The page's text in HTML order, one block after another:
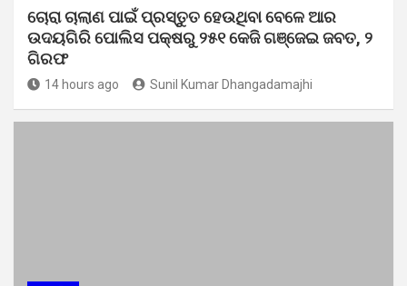
ଚୋରା ଚାଲାଣ ପାଇଁ ପ୍ରସ୍ତୁତ ହେଉଥିବା ବେଳେ ଆର
ଉଦୟଗିରି ପୋଲିସ ପକ୍ଷରୁ ୨୫୧ କେଜି ଗଞ୍ଜେଇ ଜବତ, ୨
ଗିରଫ
14 hours ago Sunil Kumar Dhangadamajhi